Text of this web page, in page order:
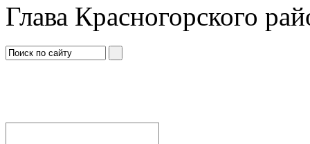
Глава Красногорского